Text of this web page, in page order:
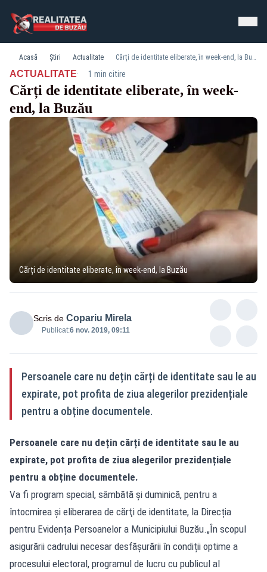
Acasă Știri Actualitate Cărți de identitate eliberate, în week-end, la Buzău
ACTUALITATE· 1 min citire
Cărți de identitate eliberate, în week-
end, la Buzău
Cărți de identitate eliberate, în week-end, la Buzău
Scris de Copariu Mirela
Publicat:6 nov. 2019, 09:11
Persoanele care nu dețin cărți de identitate sau le au
expirate, pot profita de ziua alegerilor prezidențiale
pentru a obține documentele.
Persoanele care nu dețin cărți de identitate sau le au
expirate, pot profita de ziua alegerilor prezidențiale
pentru a obține documentele.
Va fi program special, sâmbătă şi duminică, pentru a
întocmirea şi eliberarea de cărţi de identitate, la Direcția
pentru Evidența Persoanelor a Municipiului Buzău.„În scopul
asigurării cadrului necesar desfășurării în condiții optime a
procesului electoral, programul de lucru cu publicul al